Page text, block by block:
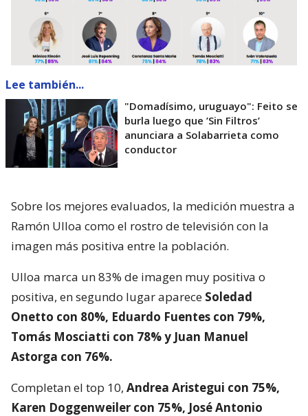
Lee también...
"Domadísimo, uruguayo": Feito se
burla luego que ’Sin Filtros’
anunciara a Solabarrieta como
conductor
Sobre los mejores evaluados, la medición muestra a
Ramón Ulloa como el rostro de televisión con la
imagen más positiva entre la población.
Ulloa marca un 83% de imagen muy positiva o
positiva, en segundo lugar aparece Soledad
Onetto con 80%, Eduardo Fuentes con 79%,
Tomás Mosciatti con 78% y Juan Manuel
Astorga con 76%.
Completan el top 10, Andrea Aristegui con 75%,
Karen Doggenweiler con 75%, José Antonio